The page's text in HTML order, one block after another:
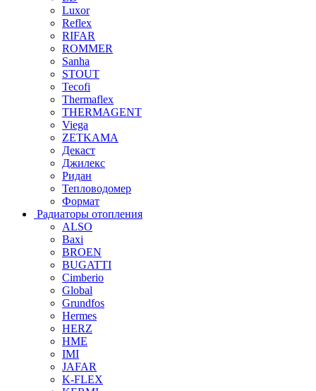
Luxor
Reflex
RIFAR
ROMMER
Sanha
STOUT
Tecofi
Thermaflex
THERMAGENT
Viega
ZETKAMA
Декаст
Джилекс
Ридан
Тепловодомер
Формат
Радиаторы отопления
ALSO
Baxi
BROEN
BUGATTI
Cimberio
Global
Grundfos
Hermes
HERZ
HME
IMI
JAFAR
K-FLEX